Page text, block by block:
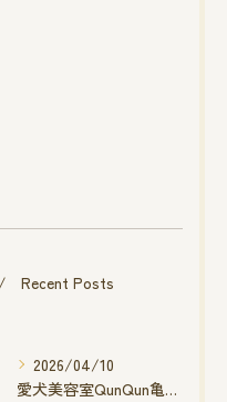
Recent Posts
2026/04/10
愛犬美容室QunQun亀山エコー店